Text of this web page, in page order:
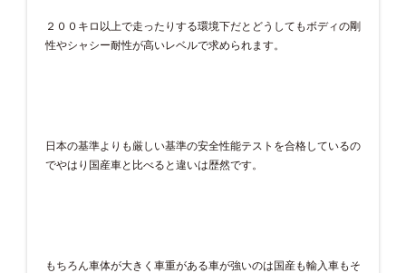
２００キロ以上で走ったりする環境下だとどうしてもボディの剛
性やシャシー耐性が高いレベルで求められます。
日本の基準よりも厳しい基準の安全性能テストを合格しているの
でやはり国産車と比べると違いは歴然です。
もちろん車体が大きく車重がある車が強いのは国産も輸入車もそ